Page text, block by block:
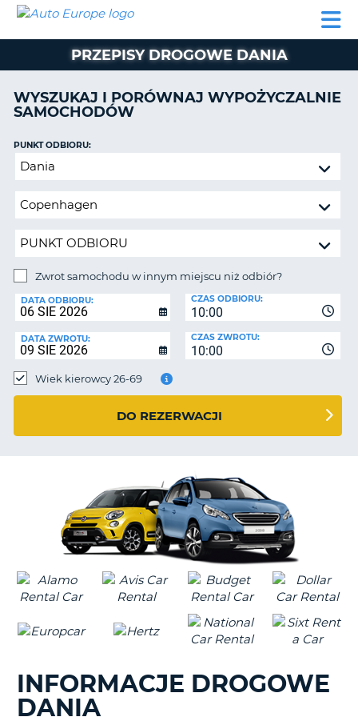
WYNAJEM
WYPOŻYCZALNIA
AUTO
EUROPE
WYNAJEM
WYPOŻYCZALNIA
KAMPERÓW
PARTNERZY
KONTO
ZARZĄDZANIE
REZERWACJĄ
POLSKA
PRZEPISY DROGOWE DANIA
WYSZUKAJ I PORÓWNAJ WYPOŻYCZALNIE
SAMOCHODÓW
Zwrot
w
innym
niż
odbiór?
PUNKT ODBIORU:
Zwrot samochodu w innym miejscu niż odbiór?
ZWROTU:
DATA ODBIORU:
10:00
CZAS ODBIORU:
DATA ZWROTU:
10:00
CZAS ZWROTU:
Wiek kierowcy 26-69
DO REZERWACJI
INFORMACJE DROGOWE
DANIA